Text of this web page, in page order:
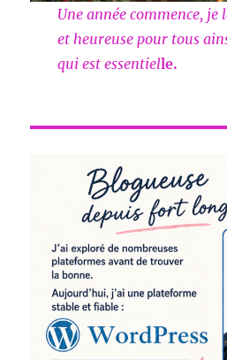
Une année commence, je
et heureuse pour tous
qui est essentielle.